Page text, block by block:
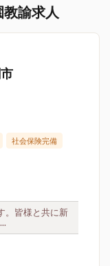
諭求人
社会保険完備
。皆様と共に新